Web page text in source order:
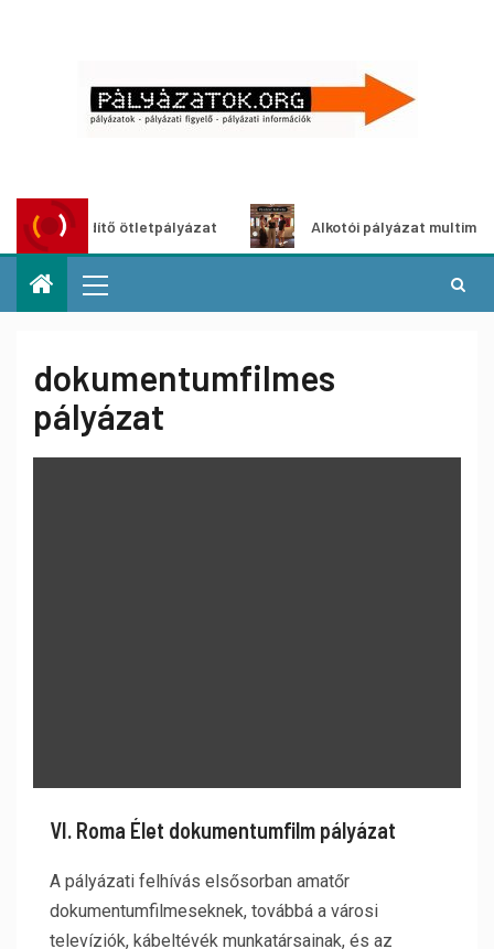
ötletpályázat Alkotói pályázat multimédia-
dokumentumfilmes
pályázat
VI. Roma Élet dokumentumfilm pályázat
A pályázati felhívás elsősorban amatőr
dokumentumfilmeseknek, továbbá a városi
televíziók, kábeltévék munkatársainak, és az